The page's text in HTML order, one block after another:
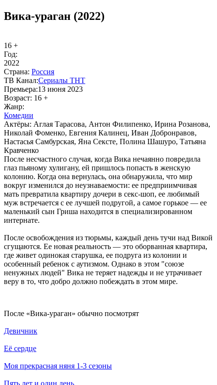
Вика-ураган (2022)
16 +
Год:
2022
Стра­на: Рос­сия
ТВ Ка­нал:Се­риа­лы ТНТ
Пре­мье­ра:13 июня 2023
Воз­раст: 16 +
Жанр:
Ко­ме­дии
Ак­тё­ры: Аглая Тарасова, Антон Филипенко, Ирина Розанова,
Николай Фоменко, Евгения Калинец, Иван Добронравов,
Настасья Самбурская, Яна Сексте, Полина Шашуро, Татьяна
Кравченко
После несчастного случая, когда Вика нечаянно повредила
глаз пьяному хулигану, ей пришлось попасть в женскую
колонию. Когда она вернулась, она обнаружила, что мир
вокруг изменился до неузнаваемости: ее предприимчивая
мать превратила квартиру дочери в секс-шоп, ее любимый
муж встречается с ее лучшей подругой, а самое горькое — ее
маленький сын Гриша находится в специализированном
интернате.
После освобождения из тюрьмы, каждый день тучи над Викой
сгущаются. Ее новая реальность — это оборванная квартира,
где живет одинокая старушка, ее подруга из колонии и
особенный ребенок с аутизмом. Однако в этом "союзе
ненужных людей" Вика не теряет надежды и не утрачивает
веру в то, что добро должно побеждать в этом мире.
По­сле «Вика-ураган» обыч­но по­смот­рят
Девичник
Её сердце
Моя прекрасная няня 1-3 сезоны
Пять лет и один день